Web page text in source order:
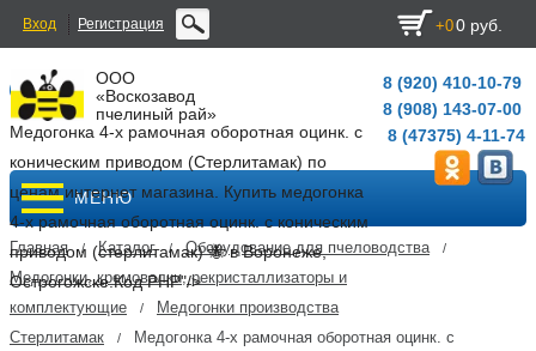
Вход Регистрация +00 руб.
ООО
«Воскозавод
пчелиный рай»
Медогонка 4-х рамочная оборотная оцинк. с
коническим приводом (Стерлитамак) по
ценам интернет магазина. Купить медогонка
4-х рамочная оборотная оцинк. с коническим
приводом (стерлитамак) 🐝 в Воронеже,
Острогожске.Код PHP"/>
8 (920) 410-10-79
8 (908) 143-07-00
8 (47375) 4-11-74
МЕНЮ
Главная / Каталог / Оборудование для пчеловодства /
Медогонки, кремовалки, рекристаллизаторы и
комплектующие
/
Медогонки производства
Стерлитамак
/
Медогонка 4-х рамочная оборотная оцинк. с